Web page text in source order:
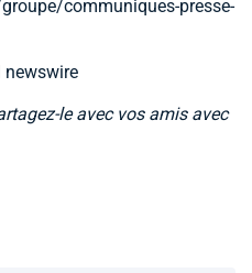
communiques-presse-
newswire
le avec vos amis avec